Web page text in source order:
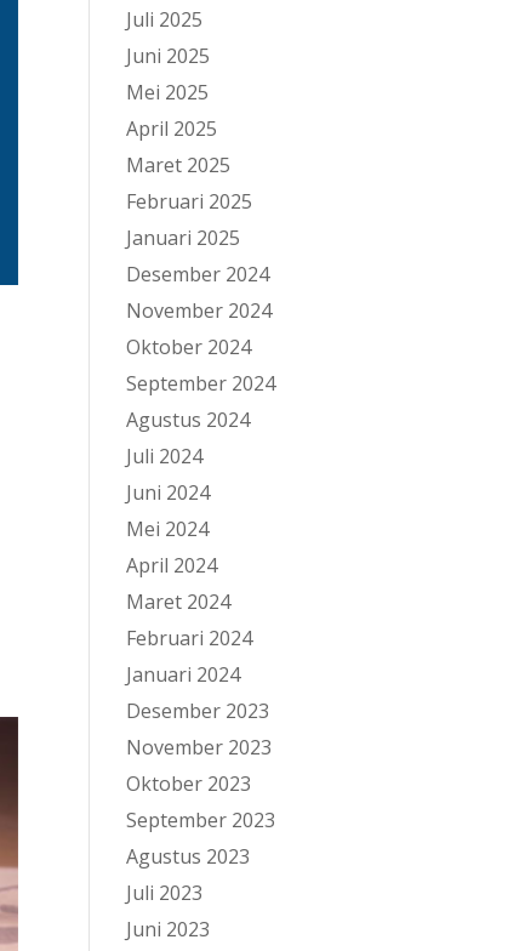
Juli 2025
Juni 2025
Mei 2025
April 2025
Maret 2025
Februari 2025
Januari 2025
Desember 2024
November 2024
Oktober 2024
September 2024
Agustus 2024
Juli 2024
Juni 2024
Mei 2024
April 2024
Maret 2024
Februari 2024
Januari 2024
Desember 2023
November 2023
Oktober 2023
September 2023
Agustus 2023
Juli 2023
Juni 2023